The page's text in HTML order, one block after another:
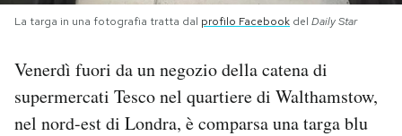
SHOP
La targa in una fotografia tratta dal profilo Facebook del Daily Star
Venerdì fuori da un negozio della catena di
supermercati Tesco nel quartiere di Walthamstow,
nel nord-est di Londra, è comparsa una targa blu